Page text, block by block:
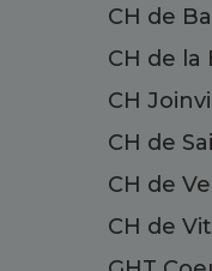
CH de
CH de
CH
CH de
CH de
CH de